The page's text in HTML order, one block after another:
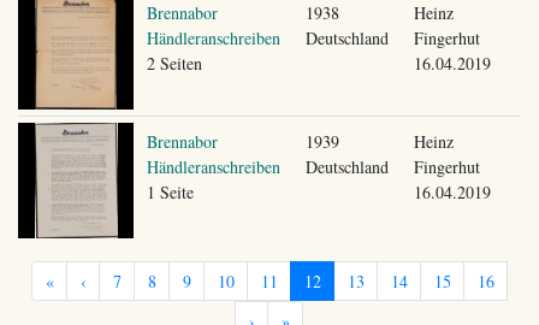
Brennabor
Händleranschreiben
2 Seiten
1938
Deutschland
Heinz
Fingerhut
16.04.2019
Brennabor
Händleranschreiben
1 Seite
1939
Deutschland
Heinz
Fingerhut
16.04.2019
« ‹ 7 8 9 10 11 12 13 14 15
16
›
»